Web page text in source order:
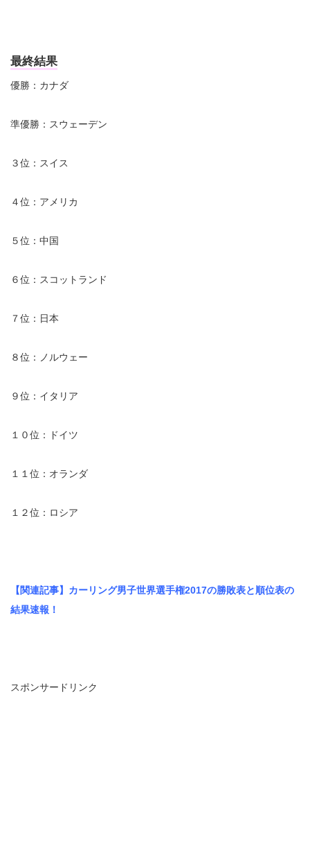
最終結果
優勝：カナダ
準優勝：スウェーデン
３位：スイス
４位：アメリカ
５位：中国
６位：スコットランド
７位：日本
８位：ノルウェー
９位：イタリア
１０位：ドイツ
１１位：オランダ
１２位：ロシア
【関連記事】カーリング男子世界選手権2017の勝敗表と順位表の
結果速報！
スポンサードリンク